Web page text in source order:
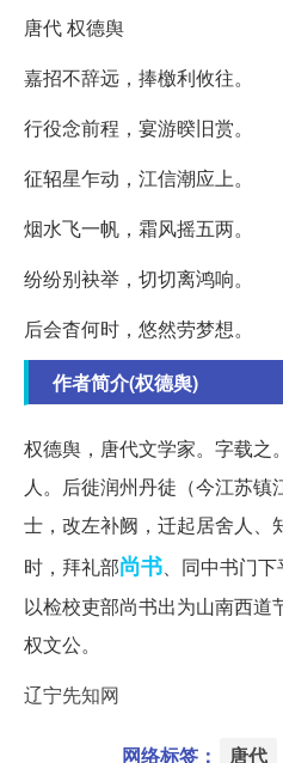
唐代 权德舆
嘉招不辞远，捧檄利攸往。
行役念前程，宴游暌旧赏。
征轺星乍动，江信潮应上。
烟水飞一帆，霜风摇五两。
纷纷别袂举，切切离鸿响。
后会杳何时，悠然劳梦想。
作者简介(权德舆)
权德舆，唐代文学家。字载之
人。后徙润州丹徒（今江苏
士，改左补阙，迁起居舍人、
时，拜礼部尚书、同中书门
以检校吏部尚书出为山南西道
权文公。
辽宁先知网
网络标签： 唐代